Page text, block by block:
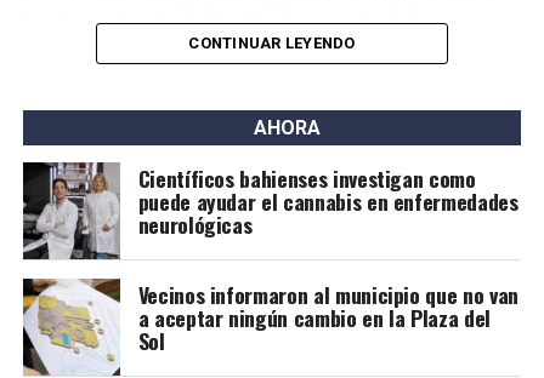
información de la Central de Deudores del Banco
CONTINUAR LEYENDO
AHORA
Científicos bahienses investigan como
puede ayudar el cannabis en enfermedades
neurológicas
Vecinos informaron al municipio que no van
a aceptar ningún cambio en la Plaza del
Sol